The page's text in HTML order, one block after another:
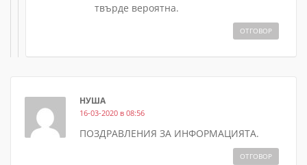
твърде вероятна.
ОТГОВОР
НУША
16-03-2020 в 08:56
ПОЗДРАВЛЕНИЯ ЗА ИНФОРМАЦИЯТА.
ОТГОВОР